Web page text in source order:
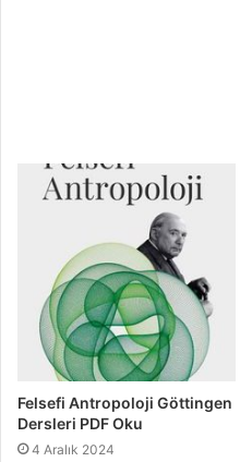
Felsefi Antropoloji Göttingen
Dersleri PDF Oku
4 Aralık 2024